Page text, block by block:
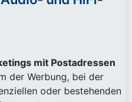
mit Postadressen
der Werbung, bei der
oder bestehenden